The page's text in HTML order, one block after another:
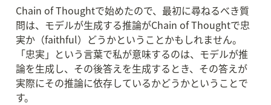
Chain of Thoughtで始めたので、最初に尋ねるべき質
問は、モデルが生成する推論がChain of Thoughtで忠
実か（faithful）どうかということかもしれません。
「忠実」という言葉で私が意味するのは、モデルが推
論を生成し、その後答えを生成するとき、その答えが
実際にその推論に依存しているかどうかということで
す。